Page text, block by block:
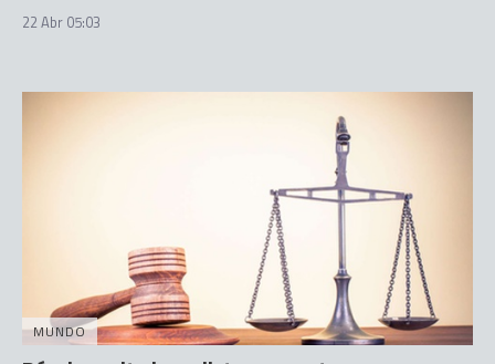
22 Abr 05:03
MUNDO